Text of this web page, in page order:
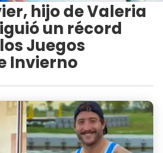
hijo de Valeria
un récord
Juegos
Invierno